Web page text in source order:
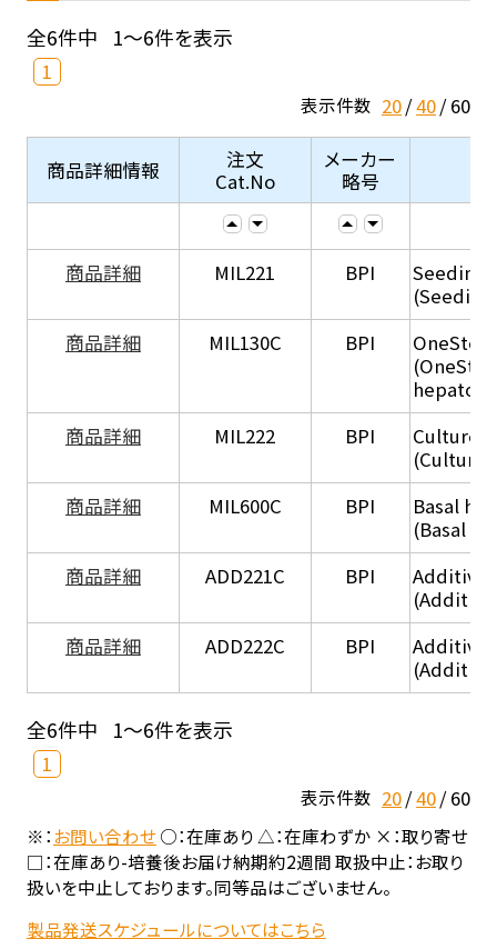
全6件中 1～6件を表示
1
表示件数 20 40 60
商品詳細情報
注文
Cat.No
メーカー
略号
商品詳細 MIL221 BPI
Seeding
商品詳細
MIL130C BPI
商品詳細
MIL222 BPI
Culture
(Culture
商品詳細
MIL600C BPI
Basal
(Basal
商品詳細
ADD221C BPI
商品詳細
ADD222C BPI
全6件中 1～6件を表示
1
表示件数 20 40 60
※：お問い合わせ○：在庫あり △：在庫わずか ×：取り寄せ
□：在庫あり-培養後お届け納期約2週間 取扱中止：お取り
扱いを中止しております。同等品はございません。
製品発送スケジュールについてはこちら